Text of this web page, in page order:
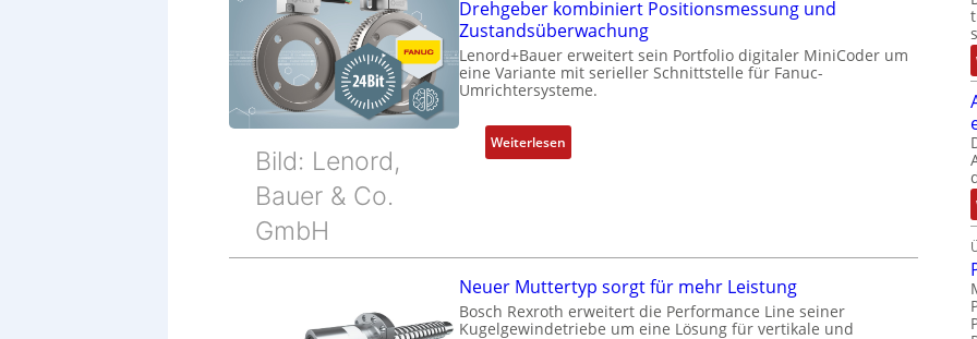
e
k
o
b
i
r
P
o
Bild: Lenord,
Bauer & Co.
GmbH
Drehgeber kombiniert Positionsmessung und
Zustandsüberwachung
Lenord+Bauer erweitert sein Portfolio digitaler MiniCoder um
eine Variante mit serieller Schnittstelle für Fanuc-
Umrichtersysteme.
Weiterlesen:
D
g
e
Neuer Muttertyp sorgt für mehr Leistung
Bosch Rexroth erweitert die Performance Line seiner
Kugelgewindetriebe um eine Lösung für vertikale und